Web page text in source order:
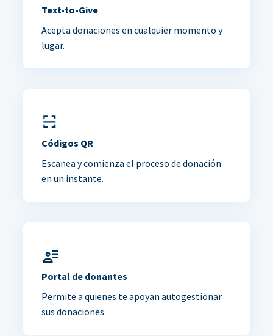
Text-to-Give
Acepta donaciones en cualquier momento y
lugar.
Códigos QR
Escanea y comienza el proceso de donación
en un instante.
Portal de donantes
Permite a quienes te apoyan autogestionar
sus donaciones